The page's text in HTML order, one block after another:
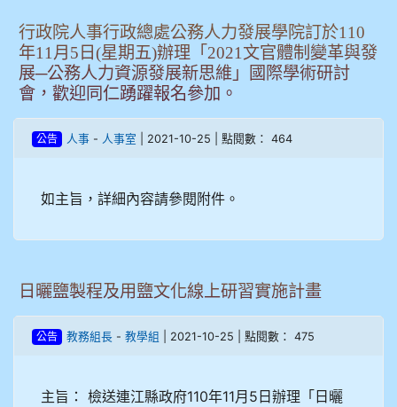
行政院人事行政總處公務人力發展學院訂於110
年11月5日(星期五)辦理「2021文官體制變革與發
展─公務人力資源發展新思維」國際學術研討
會，歡迎同仁踴躍報名參加。
公告 人事- 人事室 | 2021-10-25 | 點閱數： 464
如主旨，詳細內容請參閱附件。
日曬鹽製程及用鹽文化線上研習實施計畫
公告 教務組長 - 教學組 | 2021-10-25 | 點閱數： 475
主旨： 檢送連江縣政府110年11月5日辦理「日曬